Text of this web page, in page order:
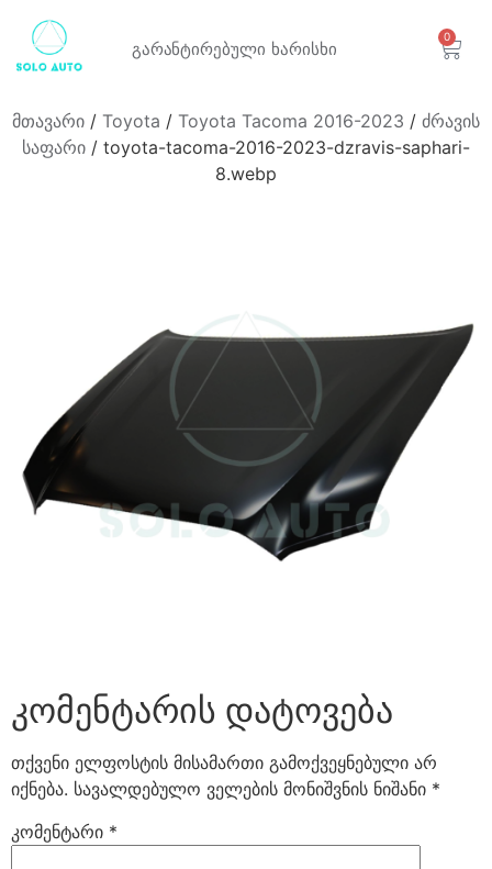
გარანტირებული ხარისხი
0
მთავარი / Toyota / Toyota Tacoma 2016-2023 / ძრავის
საფარი / toyota-tacoma-2016-2023-dzravis-saphari-
8.webp
კომენტარის დატოვება
თქვენი ელფოსტის მისამართი გამოქვეყნებული არ
იქნება. სავალდებულო ველების მონიშვნის ნიშანი *
კომენტარი *